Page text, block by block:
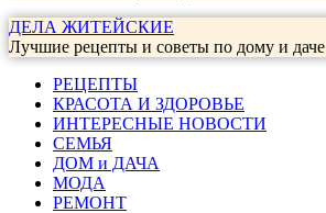
ДЕЛА ЖИТЕЙСКИЕ
Лучшие рецепты и советы по дому и даче
РЕЦЕПТЫ
КРАСОТА И ЗДОРОВЬЕ
ИНТЕРЕСНЫЕ НОВОСТИ
СЕМЬЯ
ДОМ и ДАЧА
МОДА
РЕМОНТ